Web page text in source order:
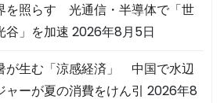
を照らす 光通信・半導体で「世
谷」を加速 2026年8月5日
が生む「涼感経済」 中国で水辺
ャーが夏の消費をけん引 2026年8